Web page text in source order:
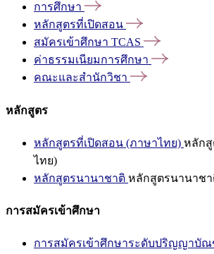
การศึกษา
หลักสูตรที่เปิดสอน
สมัครเข้าศึกษา TCAS
ค่าธรรมเนียมการศึกษา
คณะและสำนักวิชา
หลักสูตร
หลักสูตรที่เปิดสอน (ภาษาไทย) หลักสู
ไทย)
หลักสูตรนานาชาติ หลักสูตรนานาช
การสมัครเข้าศึกษา
การสมัครเข้าศึกษาระดับปริญญาบั